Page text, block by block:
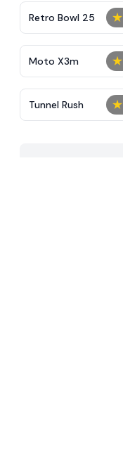
★
Retro Bowl 25
★
Moto X3m
★
Tunnel Rush